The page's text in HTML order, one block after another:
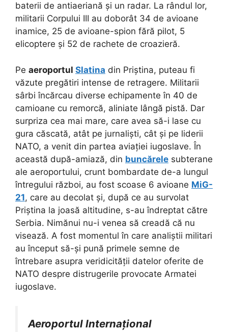
baterii de antiaeriană și un radar. La rândul lor,
militarii Corpului III au doborât 34 de avioane
inamice, 25 de avioane-spion fără pilot, 5
elicoptere și 52 de rachete de croazieră.
Pe aeroportul Slatina din Priștina, puteau fi
văzute pregătiri intense de retragere. Militarii
sârbi încărcau diverse echipamente în 40 de
camioane cu remorcă, aliniate lângă pistă. Dar
surpriza cea mai mare, care avea să-i lase cu
gura căscată, atât pe jurnaliști, cât și pe liderii
NATO, a venit din partea aviației iugoslave. În
această după-amiază, din buncărele subterane
ale aeroportului, crunt bombardate de-a lungul
întregului război, au fost scoase 6 avioane MiG-
21, care au decolat și, după ce au survolat
Priștina la joasă altitudine, s-au îndreptat către
Serbia. Nimănui nu-i venea să creadă că nu
visează. A fost momentul în care analiștii militari
au început să-și pună primele semne de
întrebare asupra veridicității datelor oferite de
NATO despre distrugerile provocate Armatei
iugoslave.
Aeroportul Internațional